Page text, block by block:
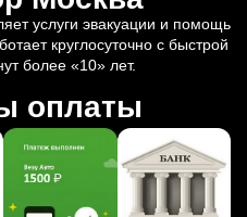
услуги эвакуации и помощь
круглосуточно с быстрой
более «10» лет.
оплаты